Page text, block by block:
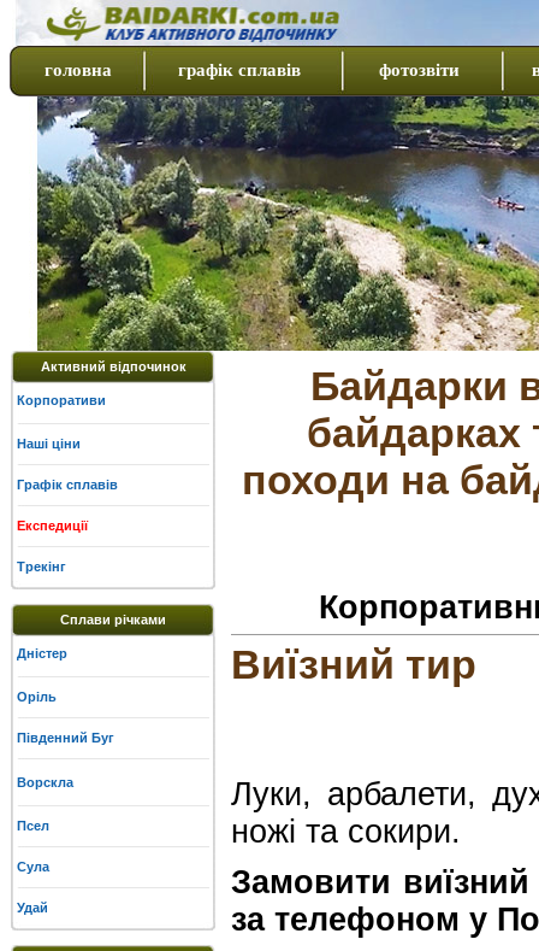
головна графік сплавів фотозвіти
Активний відпочинок
Корпоративи
Наші ціни
Графік сплавів
Експедиції
Трекінг
Сплави річками
Дністер
Оріль
Південний Буг
Ворскла
Псел
Сула
Удай
Байдарки
байдарках
походи на
Виїзний тир
Луки, арбалети,
ножі та сокири.
Замовити
за телефоном у